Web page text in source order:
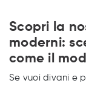
Scopri la
moderni:
come il
Se vuoi divani e